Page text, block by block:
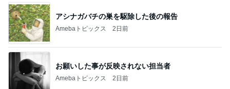
アシナガバチの巣を駆除した後の報告
Amebaトピックス 2日前
お願いした事が反映されない担当者
Amebaトピックス 2日前